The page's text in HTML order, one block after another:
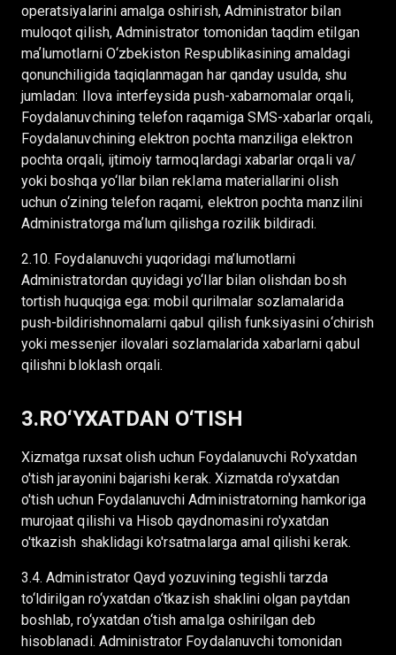
operatsiyalarini amalga oshirish, Administrator bilan
muloqot qilish, Administrator tomonidan taqdim etilgan
maʼlumotlarni O‘zbekiston Respublikasining amaldagi
qonunchiligida taqiqlanmagan har qanday usulda, shu
jumladan: Ilova interfeysida push-xabarnomalar orqali,
Foydalanuvchining telefon raqamiga SMS-xabarlar orqali,
Foydalanuvchining elektron pochta manziliga elektron
pochta orqali, ijtimoiy tarmoqlardagi xabarlar orqali va/
yoki boshqa yo‘llar bilan reklama materiallarini olish
uchun o‘zining telefon raqami, elektron pochta manzilini
Administratorga maʼlum qilishga rozilik bildiradi.
2.10. Foydalanuvchi yuqoridagi ma’lumotlarni
Administratordan quyidagi yo‘llar bilan olishdan bosh
tortish huquqiga ega: mobil qurilmalar sozlamalarida
push-bildirishnomalarni qabul qilish funksiyasini o‘chirish
yoki messenjer ilovalari sozlamalarida xabarlarni qabul
qilishni bloklash orqali.
3.RO‘YXATDAN O‘TISH
Xizmatga ruxsat olish uchun Foydalanuvchi Ro'yxatdan
o'tish jarayonini bajarishi kerak. Xizmatda ro'yxatdan
o'tish uchun Foydalanuvchi Administratorning hamkoriga
murojaat qilishi va Hisob qaydnomasini ro'yxatdan
o'tkazish shaklidagi ko'rsatmalarga amal qilishi kerak.
3.4. Administrator Qayd yozuvining tegishli tarzda
to‘ldirilgan ro‘yxatdan o‘tkazish shaklini olgan paytdan
boshlab, ro‘yxatdan o‘tish amalga oshirilgan deb
hisoblanadi. Administrator Foydalanuvchi tomonidan